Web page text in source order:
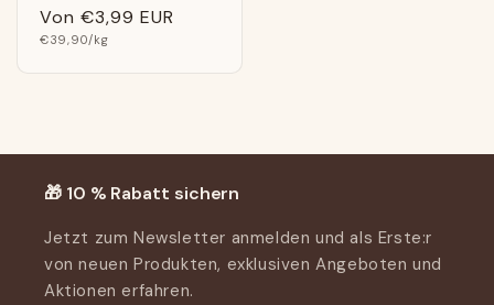
Normaler
Preis
Von €3,99 EUR
Grundpreis
€39,90/kg
🎁 10 % Rabatt sichern
Jetzt zum Newsletter anmelden und als Erste:r
von neuen Produkten, exklusiven Angeboten und
Aktionen erfahren.